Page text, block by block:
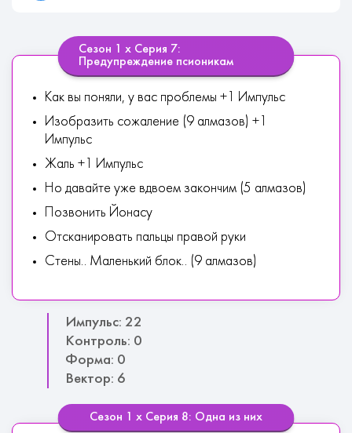
Сезон 1 х Серия 7:
Предупреждение псионикам
Как вы поняли, у вас проблемы +1 Импульс
Изобразить сожаление (9 алмазов) +1
Импульс
Жаль +1 Импульс
Но давайте уже вдвоем закончим (5 алмазов)
Позвонить Йонасу
Отсканировать пальцы правой руки
Стены.. Маленький блок.. (9 алмазов)
Импульс: 22
Контроль: 0
Форма: 0
Вектор: 6
Сезон 1 х Серия 8: Одна из них